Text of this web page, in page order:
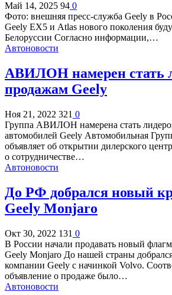
Май 14, 2025 94 0
Фото: внешняя пресс-служба Geely в
Geely EX5 и Atlas нового поколения
Белоруссии Согласно информации,…
Автоновости
АВИЛОН намерен стать
продажам Geely
Ноя 21, 2022 321 0
Группа АВИЛОН намерена стать
автомобилей Geely Автомобильная
объявляет об открытии дилерского
о сотрудничестве…
Автоновости
До РФ добрался новый
Geely Monjaro
Окт 30, 2022 131 0
В России начали продавать новый
Geely Monjaro До нашей страны
компании Geely с начинкой Volvo.
объявление о продаже было…
Автоновости